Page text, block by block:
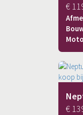
€
€